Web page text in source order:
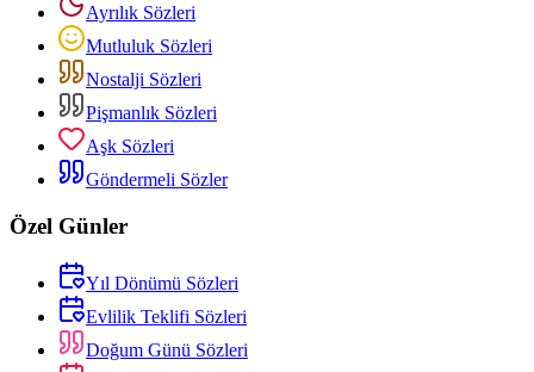
Ayrılık Sözleri
Mutluluk Sözleri
Nostalji Sözleri
Pişmanlık Sözleri
Aşk Sözleri
Göndermeli Sözler
Özel Günler
Yıl Dönümü Sözleri
Evlilik Teklifi Sözleri
Doğum Günü Sözleri